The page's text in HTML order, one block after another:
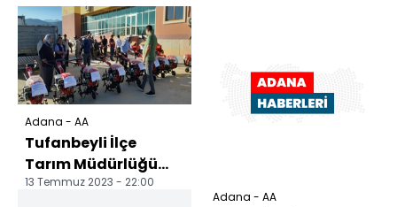
Adana - AA
Tufanbeyli İlçe
Tarım Müdürlüğü
yem kırma ve çapa
13 Temmuz 2023 - 22:00
Adana - AA